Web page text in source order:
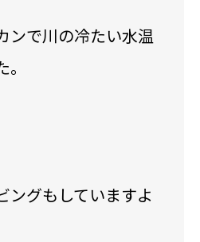
ンで川の冷たい水温
ングもしていますよ